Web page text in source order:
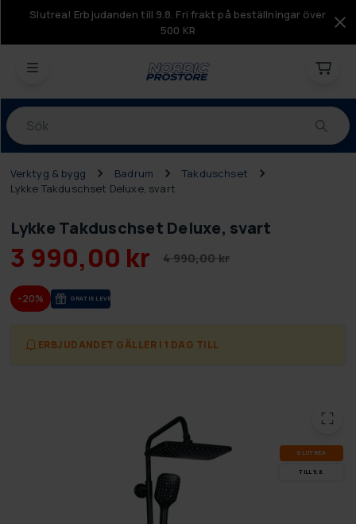
Slutrea! Erbjudanden till 9.8. Fri frakt på beställningar över
500 KR
Produkter
Verktyg & bygg Badrum
Takduschset
Lykke Takduschset Deluxe, svart
Lykke Takduschset Deluxe, svart
3 990,00 kr 4 990,00 kr
-20% GRA­TIS LE­VE­RANS
ERBJUDANDET GÄLLER I 1 DAG TILL
SLUT­REA
TILL 9.8.